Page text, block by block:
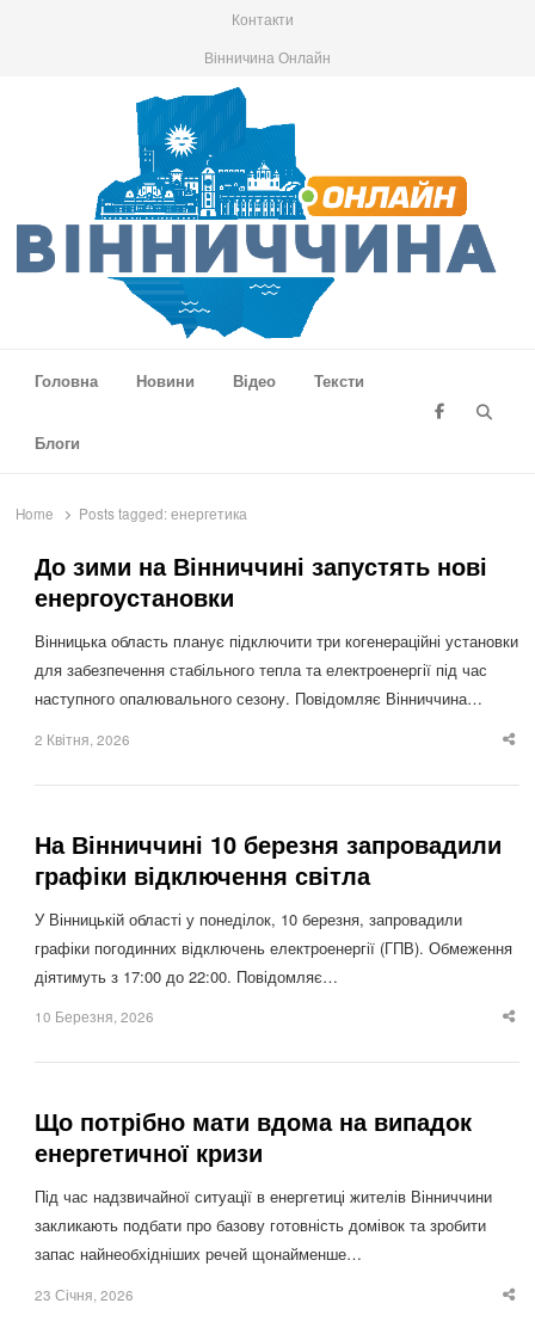
Контакти
Вінничина Онлайн
Головна
Новини Відео Тексти
Блоги
Home Posts tagged:енергетика
До зими на Вінниччині запустять нові
енергоустановки
Вінницька область планує підключити три когенераційні установки
для забезпечення стабільного тепла та електроенергії під час
наступного опалювального сезону. Повідомляє Вінниччина…
2 Квітня, 2026
На Вінниччині 10 березня запровадили
графіки відключення світла
У Вінницькій області у понеділок, 10 березня, запровадили
графіки погодинних відключень електроенергії (ГПВ). Обмеження
діятимуть з 17:00 до 22:00. Повідомляє…
10 Березня, 2026
Що потрібно мати вдома на випадок
енергетичної кризи
Під час надзвичайної ситуації в енергетиці жителів Вінниччини
закликають подбати про базову готовність домівок та зробити
запас найнеобхідніших речей щонайменше…
23 Січня, 2026